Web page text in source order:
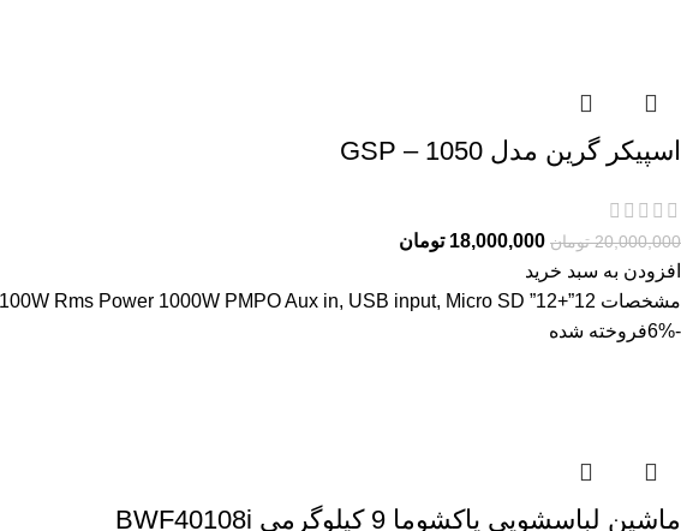
اسپیکر گرین مدل GSP – 1050
20,000,000 تومان 18,000,000 تومان
افزودن به سبد خرید
مشخصات 12”+12” Woofer 2″ Tweeter 12V/9000 mAh Lithium Battery 100W Rms Power 1000W PMPO Aux in, USB input, Micro SD
-6%
فروخته شده
ماشین لباسشویی پاکشوما 9 کیلوگرمی BWF40108i